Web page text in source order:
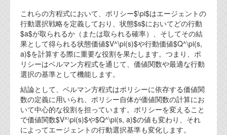
お問い合わせ
FAQ
お問い合わせフォーム
これらの方程式において、ポリシー$\pi$はエージェントの
行動選択戦略を定義しており、状態$s$においてどの行動
$a$が取られるか（または取られる確率）、そしてその結
果として得られる状態価値$V^\pi(s)$や行動価値$Q^\pi(s,
a)$を計算する際に重要な役割を果たします。つまり、ポ
リシーはベルマン方程式を通じて、価値関数や最適な行動
選択の基準として機能します。
結論として、ベルマン方程式はポリシーに依存する価値関
数の定義に用いられ、ポリシー自体が価値関数の計算にお
いて中心的な役割を担っています。ポリシーを変えること
で価値関数$V^\pi(s)$や$Q^\pi(s, a)$の値も変わり、それ
によってエージェントの行動選択基準も変化します。